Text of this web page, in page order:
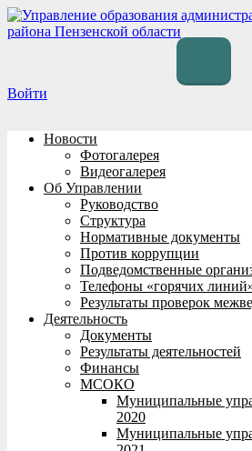
Перейти
к
Войти
Новости
Фотогалерея
Видеогалерея
Об Управлении
Руководство
Структура
Нормативные документы
Против коррупции
Подведомственные
Телефоны «горячих
Результаты проверок
Деятельность
Документы
Результаты деятельностей
Финансы
МСОКО
Муниципальные
2020
Муниципальные